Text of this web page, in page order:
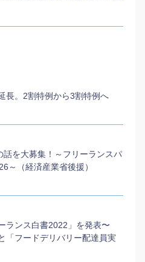
長。2割特例から3割特例へ
話を大募集！～フリーランスパ
～（経済産業省後援）
ランス白書2022」を発表〜
「フードデリバリー配達員実